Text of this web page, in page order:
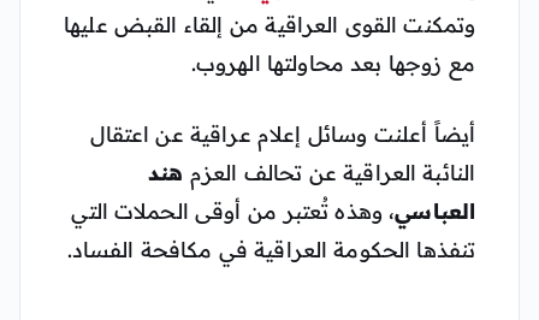
وتمكنت القوى العراقية من إلقاء القبض عليها
مع زوجها بعد محاولتها الهروب.
أيضاً أعلنت وسائل إعلام عراقية عن اعتقال
النائبة العراقية عن تحالف العزم هند
العباسي، وهذه تُعتبر من أوقى الحملات التي
تنفذها الحكومة العراقية في مكافحة الفساد.